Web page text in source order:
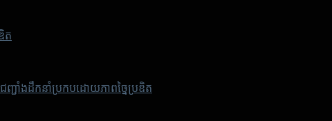
ត
ជាំងដឹកនាំប្រកបដោយភាពច្នៃប្រឌិត